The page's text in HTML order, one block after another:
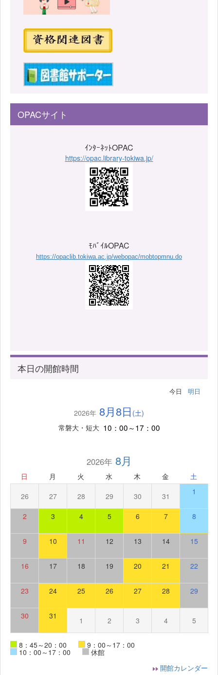
OPACサイト
ｲﾝﾀｰﾈｯﾄOPAC
https://opac.library-tokiwa.jp/
ﾓﾊﾞｲﾙOPAC
https://opaclib.tokiwa.ac.jp/webopac/mobtopmnu.do
本日の開館時間
今日 明日
2026年 8月8日 (土)
常磐大・短大 10：00～17：00
2026年8月
日 月 火 水 木 金 土
26 27 28 29 30 31 1
2 3 4 5 6 7 8
9 10 11 12 13 14 15
16 17 18 19 20 21 22
23 24 25 26 27 28 29
30 31 1 2 3 4 5
8：45～20：00 9：00～17：00
10：00～17：00
休館
開館カレンダー